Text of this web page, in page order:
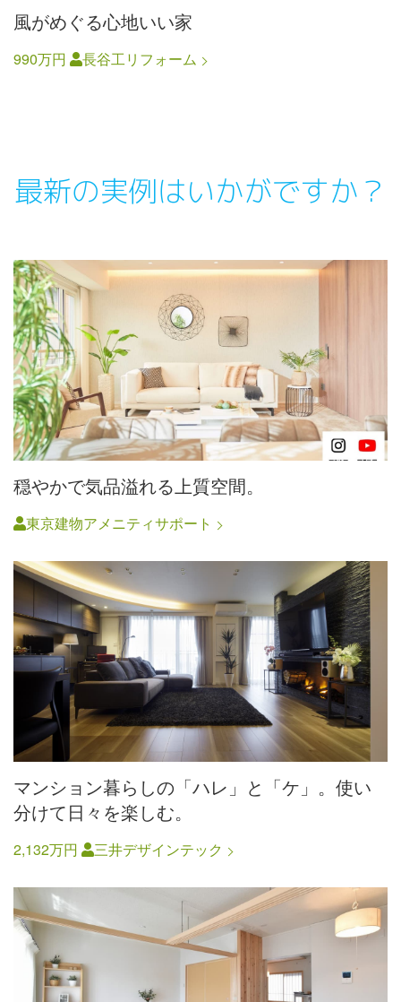
風がめぐる心地いい家
990万円 長谷工リフォーム
最新の実例はいかがですか？
穏やかで気品溢れる上質空間。
東京建物アメニティサポート
マンション暮らしの「ハレ」と「ケ」。使い
分けて日々を楽しむ。
2,132万円 三井デザインテック